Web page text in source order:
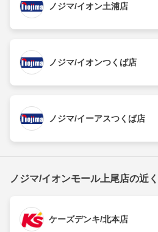
ノジマ/イオン土浦店
ノジマ/イオンつくば店
ノジマ/イーアスつくば店
ノジマ/イオンモール上尾店の近
ケーズデンキ/北本店